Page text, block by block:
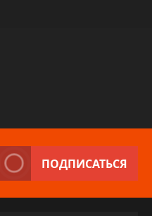
ПОДПИСАТЬСЯ